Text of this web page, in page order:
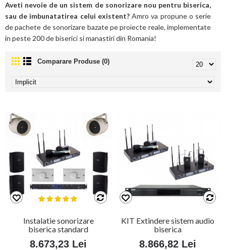
Aveti nevoie de un sistem de sonorizare nou pentru biserica,
sau de imbunatatirea celui existent?Amro va propune o serie
de pachete de sonorizare bazate pe proiecte reale, implementate
in peste 200 de biserici si manastiri din Romania!
Comparare Produse (0)
Instalatie sonorizare
biserica standard
8.673,23 Lei
KIT Extindere sistem audio
biserica
8.866,82 Lei